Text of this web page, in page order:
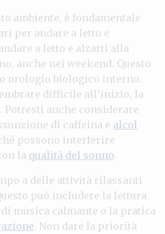
ambiente, è fondamentale
per andare a letto e
a letto e alzarti alla
anche nei weekend. Questo
orologio biologico interno.
difficile all’inizio, la
Potresti anche considerare
di caffeina e alcol
possono interferire
la qualità del sonno.
a delle attività rilassanti
può includere la lettura
musica calmante o la pratica
. Non dare la priorità